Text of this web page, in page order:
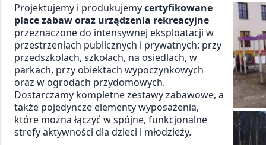
Projektujemy i produkujemycertyfikowane
place zabaw oraz urządzenia rekreacyjne
przeznaczone do intensywnej eksploatacji w
przestrzeniach publicznych i prywatnych: przy
przedszkolach, szkołach, na osiedlach, w
parkach, przy obiektach wypoczynkowych
oraz w ogrodach przydomowych.
Dostarczamy kompletne zestawy zabawowe, a
także pojedyncze elementy wyposażenia,
które można łączyć w spójne, funkcjonalne
strefy aktywności dla dzieci i młodzieży.